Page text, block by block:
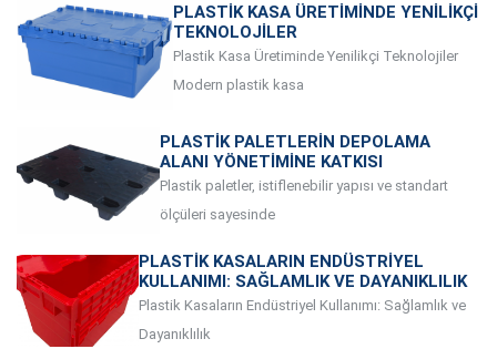
PLASTIK KASA ÜRETIMINDE YENILIKÇI
TEKNOLOJILER
Plastik Kasa Üretiminde Yenilikçi Teknolojiler
Modern plastik kasa
PLASTIK PALETLERIN DEPOLAMA
ALANI YÖNETIMINE KATKISI
Plastik paletler, istiflenebilir yapısı ve standart
ölçüleri sayesinde
PLASTIK KASALARIN ENDÜSTRIYEL
KULLANIMI: SAĞLAMLIK VE DAYANIKLILIK
Plastik Kasaların Endüstriyel Kullanımı: Sağlamlık ve
Dayanıklılık